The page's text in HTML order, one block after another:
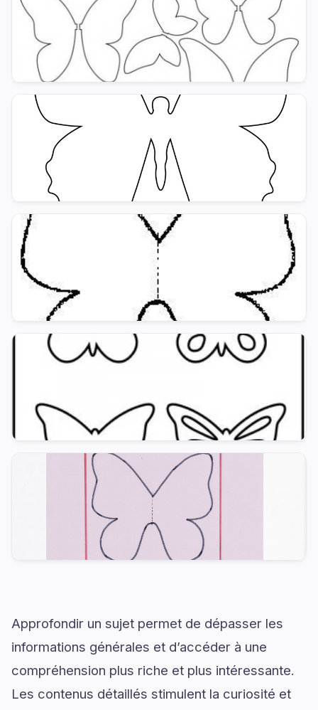
Approfondir un sujet permet de dépasser les
informations générales et d’accéder à une
compréhension plus riche et plus intéressante.
Les contenus détaillés stimulent la curiosité et